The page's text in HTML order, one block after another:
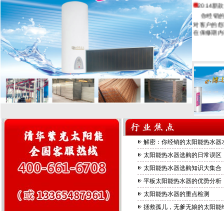
你经销的
对客户的
在保修期
公司名称
站：
贺清华紫
程招标中
竞得10…
2010鞍
2010年09
山乐购购
清华紫光
解密：你经销的太阳能热水器
太阳能热水器选购的日常误区
太阳能热水器选购知识大集合
平板太阳能热水器的优势分析
太阳能热水器的重点检测
拯救孤儿，无爹无娘的太阳能